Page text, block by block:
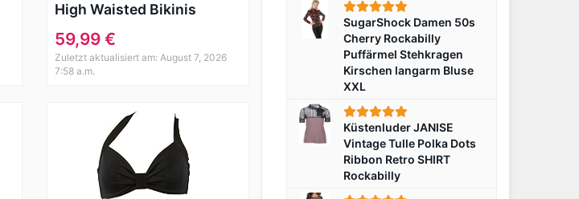
High Waisted Bikinis
Swimsuits Swimwear
59,99 €
Zuletzt aktualisiert am: August 7, 2026
7:58 a.m.
SugarShock Damen 50s
Cherry Rockabilly
Puffärmel Stehkragen
Kirschen langarm Bluse
XXL
Küstenluder JANISE
Vintage Tulle Polka Dots
Ribbon Retro SHIRT
Rockabilly